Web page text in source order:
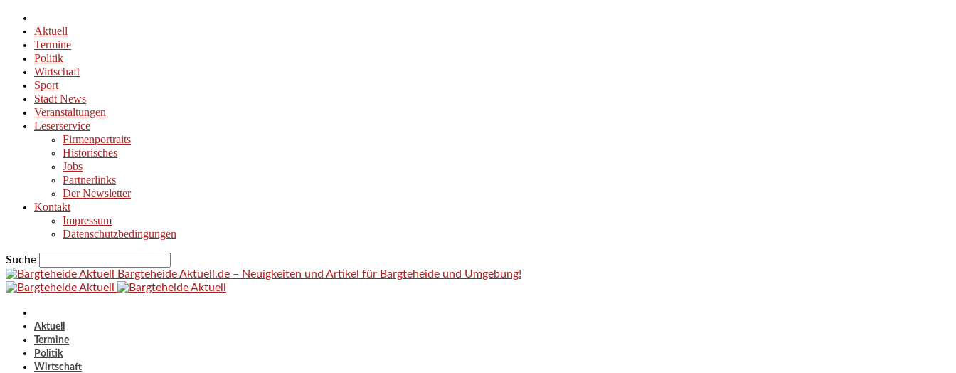
Aktuell
Termine
Politik
Wirtschaft
Sport
Stadt News
Veranstaltungen
Leserservice
Firmenportraits
Historisches
Jobs
Partnerlinks
Der Newsletter
Kontakt
Impressum
Datenschutzbedingungen
Suche
Bargteheide Aktuell.de – Neuigkeiten und Artikel für Bargteheide und Umgebung!
Aktuell
Termine
Politik
Wirtschaft